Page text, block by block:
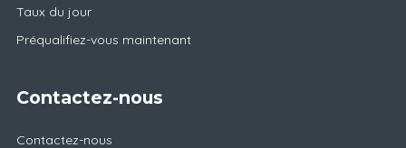
Taux du jour
Préqualifiez-vous maintenant
Contactez-nous
Contactez-nous